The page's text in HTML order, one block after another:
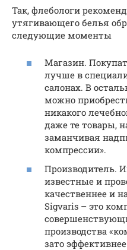
Так, флебологи
утягивающего белья
следующие моменты
Магазин.
лучше в
салонах. В
можно
никакого
даже те товары,
заманчивая
компрессии».
Производитель.
известные и
качественнее и
Sigvaris – это
производства
зато